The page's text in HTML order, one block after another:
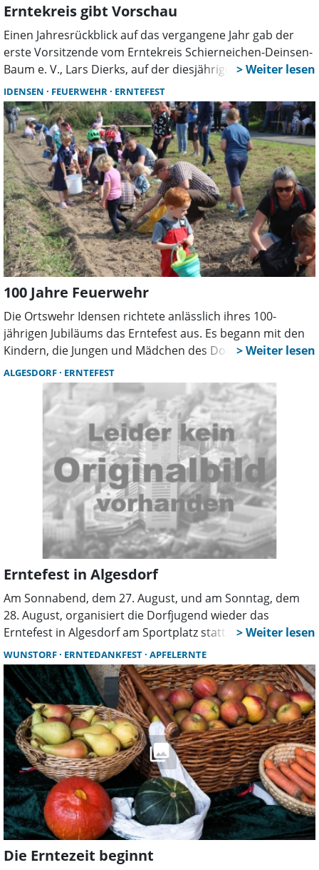
Erntekreis gibt Vorschau
Einen Jahresrückblick auf das vergangene Jahr gab der
erste Vorsitzende vom Erntekreis Schierneichen-Deinsen-
Baum e. V., Lars Dierks, auf der diesjährigen
Jahreshauptversammlung. In besonderem Maße wurden
Osterfeuer und Erntefest als traditionelle
Veranstaltungen von den Verantwortlichen als voller
Erfolg des letzten Jahres bezeichnet. Durch gute
Besucherzahlen zeigte sich die starke Verwurzelung des
Vereins in der Gemeinde. Der Vorstand dankte allen
Helferinnen und Helfern für ihr großes Engagement.
IDENSEN FEUERWEHR ERNTEFEST
100 Jahre Feuerwehr
Die Ortswehr Idensen richtete anlässlich ihres 100-
jährigen Jubiläums das Erntefest aus. Es begann mit den
Kindern, die Jungen und Mädchen des Dorfes standen
dabei im Mittelpunkt.
ALGESDORF ERNTEFEST
Erntefest in Algesdorf
Am Sonnabend, dem 27. August, und am Sonntag, dem
28. August, organisiert die Dorfjugend wieder das
Erntefest in Algesdorf am Sportplatz statt.
WUNSTORF ERNTEDANKFEST APFELERNTE
Die Erntezeit beginnt